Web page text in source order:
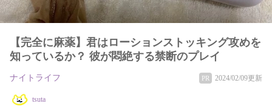
【完全に麻薬】君はローションストッキング攻めを
知っているか？ 彼が悶絶する禁断のプレイ
ナイトライフ PR 2024/02/09更新
tsuta